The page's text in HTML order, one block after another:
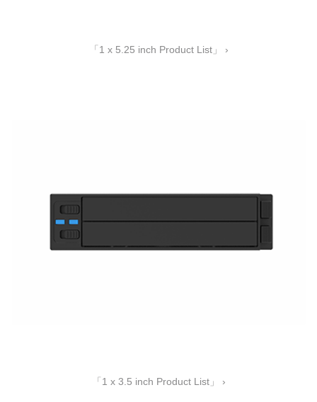
「1 x 5.25 inch Product List」 ›
「1 x 3.5 inch Product List」 ›